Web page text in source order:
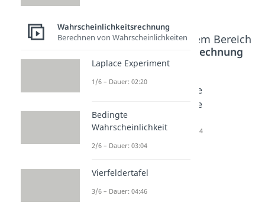
Beliebte Inhalte aus dem Bereich
Wahrscheinlichkeitsrechnung
Geometr
Verteilun
Dauer: 02:36
Dauer: 01:54
Diskrete
Gleichve
Dauer: 03:44
Wahrscheinlichkeitsrechnung
Berechnen von Wahrscheinlichkeiten
Laplace Experiment
1/6 – Dauer: 02:20
Bedingte
Wahrscheinlichkeit
2/6 – Dauer: 03:04
Vierfeldertafel
3/6 – Dauer: 04:46